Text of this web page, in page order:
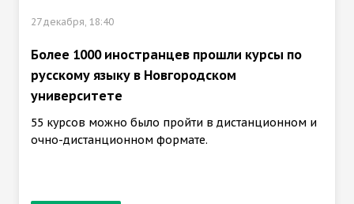
27 декабря, 18:40
Более 1000 иностранцев прошли курсы по
русскому языку в Новгородском
университете
55 курсов можно было пройти в дистанционном и
очно-дистанционном формате.